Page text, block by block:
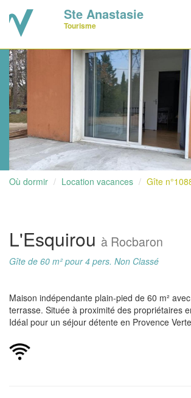
Ste Anastasie
Tourisme
Où dormir Location vacances
Gîte
L'Esquirou à Rocbaron
Gîte de 60 m² pour 4 pers. Non Classé
Maison indépendante plain-pied de 60 m²
terrasse. Située à proximité des propriétaires
Idéal pour un séjour détente en Provence